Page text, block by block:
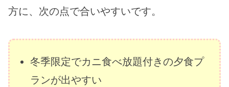
方に、次の点で合いやすいです。
冬季限定でカニ食べ放題付きの夕食プ
ランが出やすい